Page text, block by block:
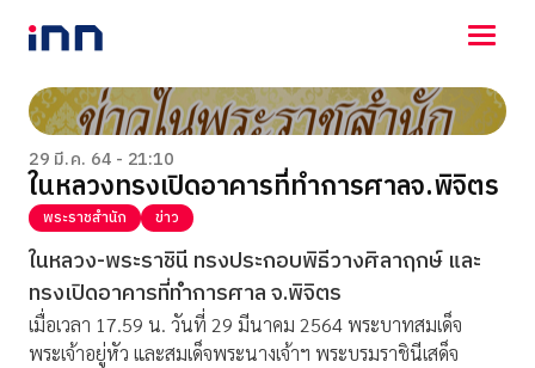
NEWS
ENTERTAINMENT
LIFESTYLE
HOROSCOPE
LOTTERY
VIDEO
ร่วมด้วยช่วยกัน
29 มี.ค. 64 - 21:10
ในหลวงทรงเปิดอาคารที่ทำการศาลจ.พิจิตร
พระราชสำนัก ข่าว
ในหลวง-พระราชินี ทรงประกอบพิธีวางศิลาฤกษ์ และ
ทรงเปิดอาคารที่ทำการศาล จ.พิจิตร
เมื่อเวลา 17.59 น. วันที่ 29 มีนาคม 2564 พระบาทสมเด็จ
พระเจ้าอยู่หัว และสมเด็จพระนางเจ้าฯ พระบรมราชินีเสด็จ